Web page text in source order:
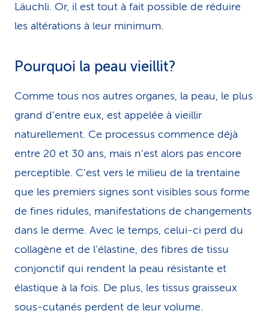
Läuchli. Or, il est tout à fait possible de réduire
les altérations à leur minimum.
Pourquoi la peau vieillit?
Comme tous nos autres organes, la peau, le plus
grand d’entre eux, est appelée à vieillir
naturellement. Ce processus commence déjà
entre 20 et 30 ans, mais n’est alors pas encore
perceptible. C’est vers le milieu de la trentaine
que les premiers signes sont visibles sous forme
de fines ridules, manifestations de changements
dans le derme. Avec le temps, celui-ci perd du
collagène et de l’élastine, des fibres de tissu
conjonctif qui rendent la peau résistante et
élastique à la fois. De plus, les tissus graisseux
sous-cutanés perdent de leur volume.